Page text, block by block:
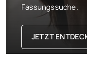
Fassungssuche.
JETZT